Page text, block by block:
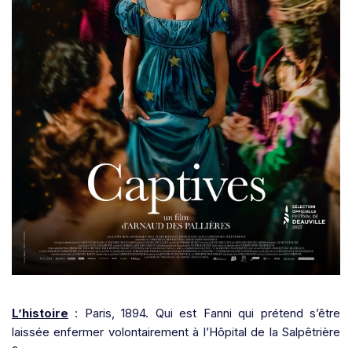
L’histoire : Paris, 1894. Qui est Fanni qui prétend s’être
laissée enfermer volontairement à l’Hôpital de la Salpêtrière